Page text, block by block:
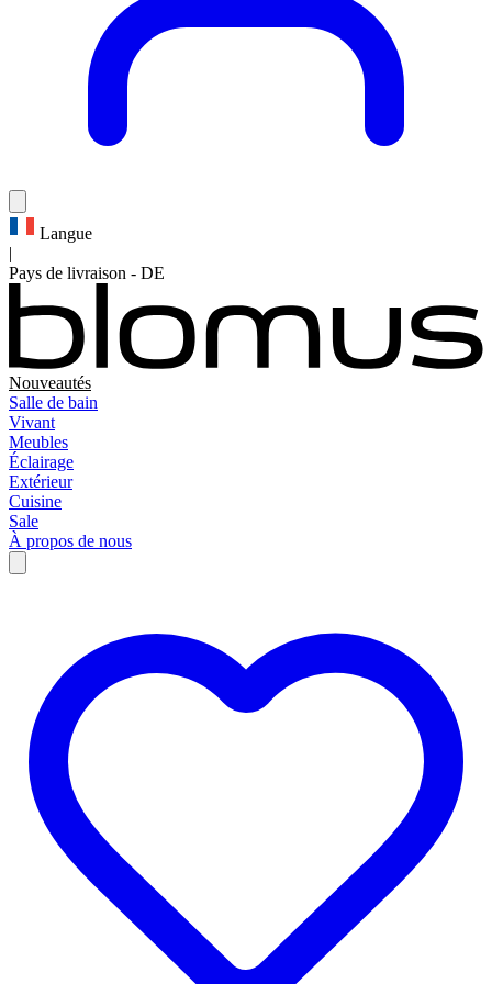
Langue
|
Pays de livraison - DE
Nouveautés
Salle de bain
Vivant
Meubles
Éclairage
Extérieur
Cuisine
Sale
À propos de nous